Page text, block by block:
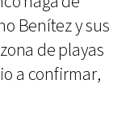
Benítez y sus
de playas
a confirmar,